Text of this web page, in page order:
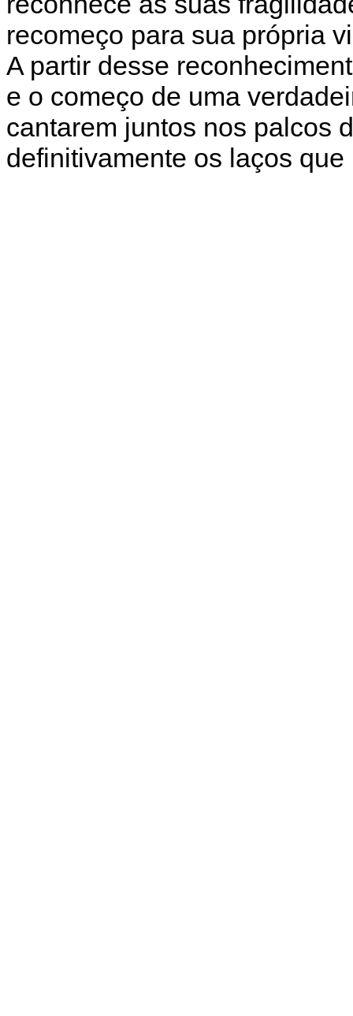
recomeço para sua própria
A partir desse
e o começo de uma
cantarem juntos nos palcos
definitivamente os laços